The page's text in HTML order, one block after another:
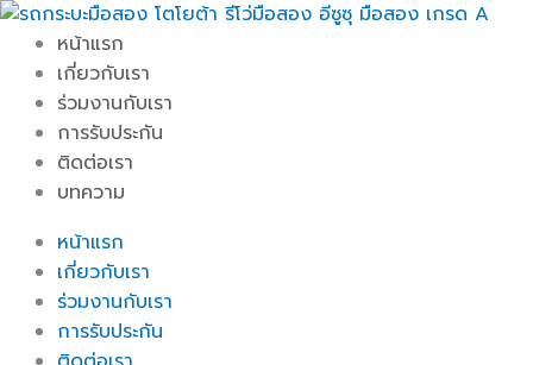
Skip
content
หน้าแรก
เกี่ยวกับเรา
ร่วมงานกับเรา
การรับประกัน
ติดต่อเรา
บทความ
หน้าแรก
เกี่ยวกับเรา
ร่วมงานกับเรา
การรับประกัน